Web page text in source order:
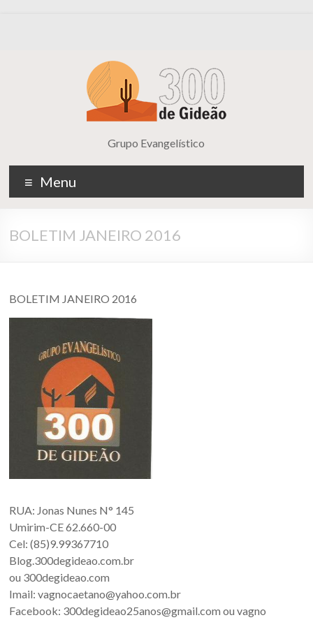
Grupo Evangelístico
Menu
BOLETIM JANEIRO 2016
BOLETIM JANEIRO 2016
RUA: Jonas Nunes N° 145
Umirim-CE 62.660-00
Cel: (85)9.99367710
Blog.300degideao.com.br
ou 300degideao.com
Imail: vagnocaetano@yahoo.com.br
Facebook: 300degideao25anos@gmail.com ou vagno